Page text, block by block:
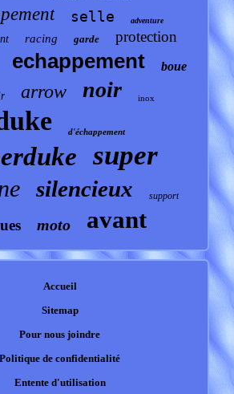
selle adventure
racing garde protection
echappement boue
arrow noir inox
d'échappement
super
silencieux support
moto avant
Accueil
Sitemap
Pour nous joindre
Politique de confidentialité
Entente d'utilisation